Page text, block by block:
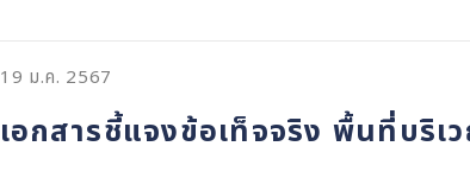
19 ม.ค. 2567
เอกสารชี้แจงข้อเท็จจริง พื้นที่บริ